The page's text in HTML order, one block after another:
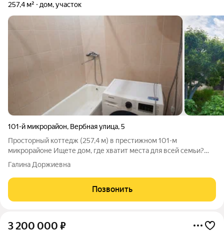
257,4 м² дом, участок
101-й микрорайон, Вербная улица,5
Просторный коттедж (257,4 м) в престижном 101-м
микрорайоне Ищете дом, где хватит места для всей семьи?
Продается уютный и функциональный двухэтажный коттедж с
цокольным этажом, расположенный в одном из самых
востребованных районов города. В 2024
Галина Доржиевна
Позвонить
3 200 000 ₽